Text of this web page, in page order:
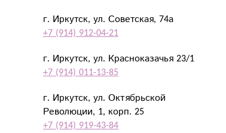
г. Иркутск, ул. Советская, 74а
+7 (914) 912-04-21
г. Иркутск, ул. Красноказачья 23/1
+7 (914) 011-13-85
г. Иркутск, ул. Октябрьской
Революции, 1, корп. 25
+7 (914) 919-43-84